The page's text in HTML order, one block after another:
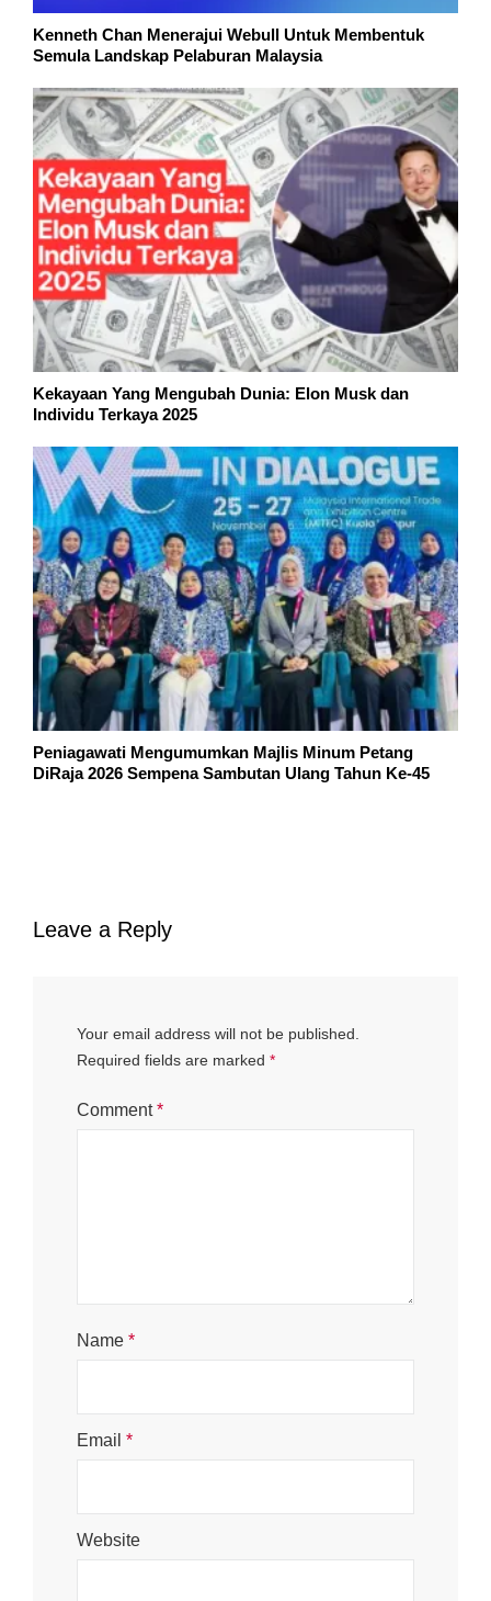
Kenneth Chan Menerajui Webull Untuk Membentuk
Semula Landskap Pelaburan Malaysia
Kekayaan Yang Mengubah Dunia: Elon Musk dan
Individu Terkaya 2025
Peniagawati Mengumumkan Majlis Minum Petang
DiRaja 2026 Sempena Sambutan Ulang Tahun Ke-45
Leave a Reply
Your email address will not be published.
Required fields are marked *
Comment*
Name *
Email *
Website